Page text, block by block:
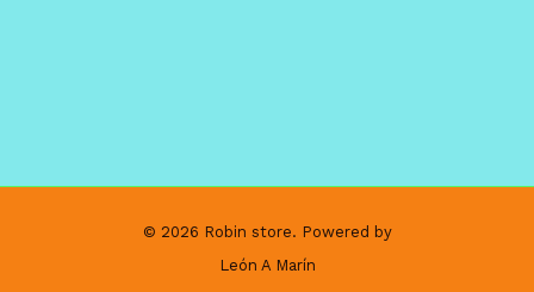
© 2026 Robin store. Powered by
León A Marín